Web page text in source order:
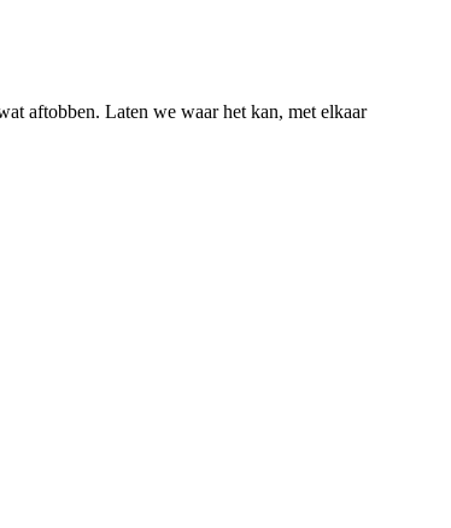
aftobben. Laten we waar het kan, met elkaar